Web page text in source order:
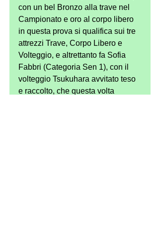
con un bel Bronzo alla trave nel
Campionato e oro al corpo libero
in questa prova si qualifica sui tre
attrezzi Trave, Corpo Libero e
Volteggio, e altrettanto fa Sofia
Fabbri (Categoria Sen 1), con il
volteggio Tsukuhara avvitato teso
e raccolto, che questa volta